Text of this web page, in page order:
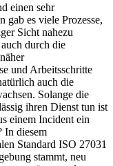
einen sehr
gab es viele Prozesse,
Sicht nahezu
durch die
und Arbeitsschritte
auch die
Solange die
ihren Dienst tun ist
einem Incident ein
In diesem
Standard ISO 27031
stammt, neu